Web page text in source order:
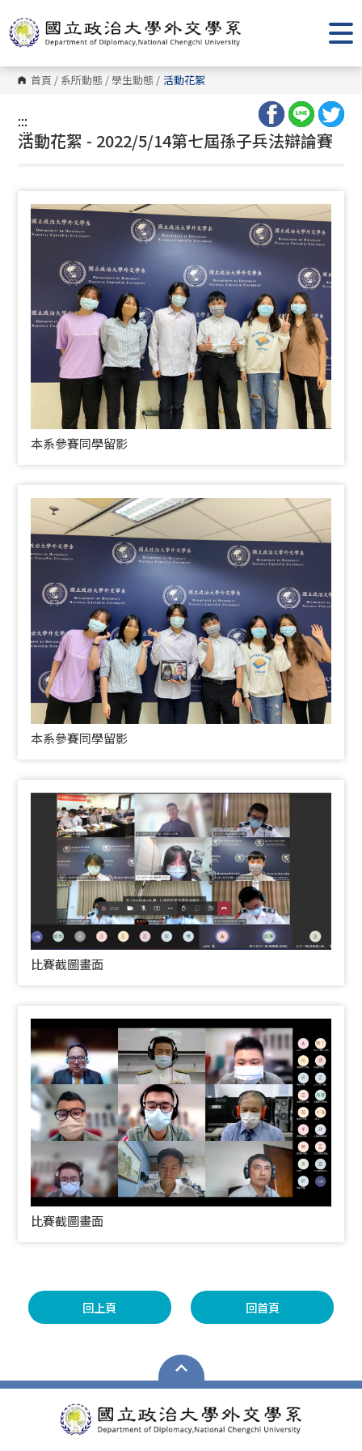
到
主
要
內
容
區 首頁 / 系所動態 /學生動態 / 活動花絮
:::
:::
活動花絮 - 2022/5/14第七屆孫子兵法辯論賽
本系參賽同學留影
本系參賽同學留影
比賽截圖畫面
比賽截圖畫面
回上頁 回首頁